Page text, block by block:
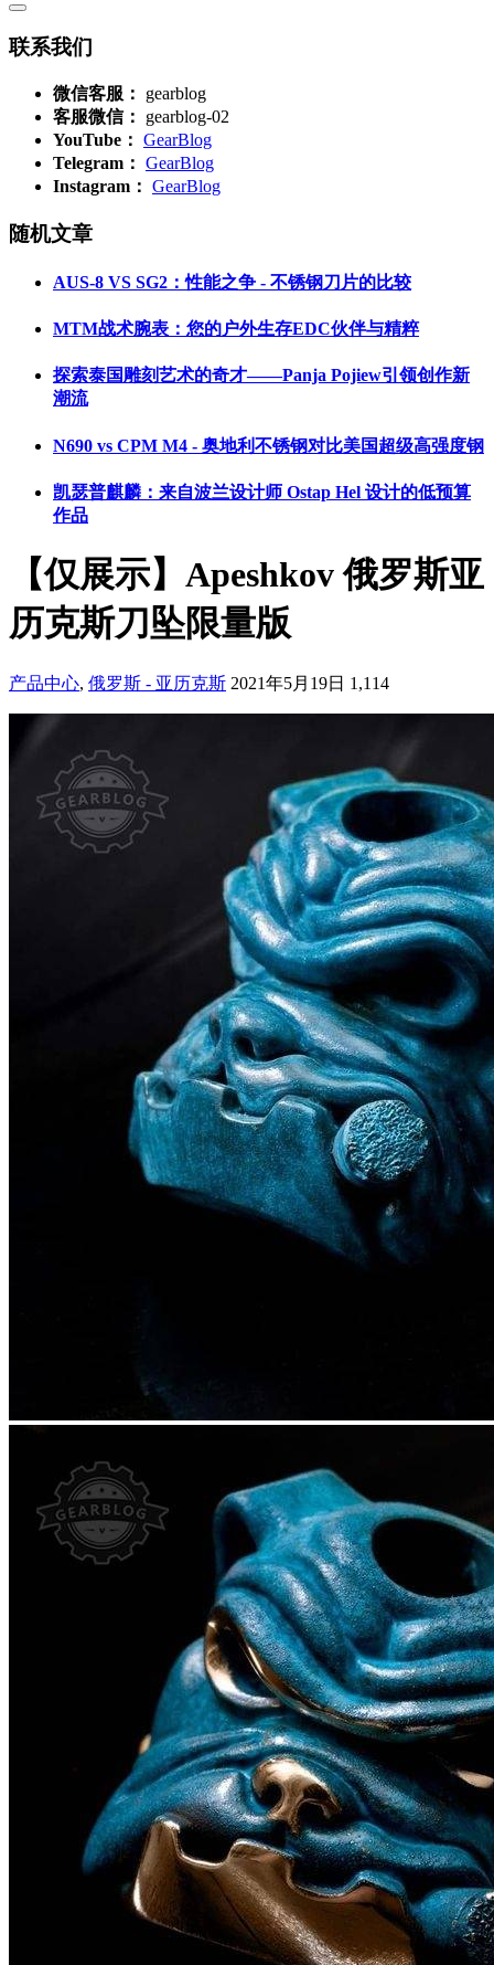
联系我们
微信客服：
gearblog
客服微信：
gearblog-02
YouTube： GearBlog
Telegram： GearBlog
Instagram： GearBlog
随机文章
AUS-8 VS SG2：性能之争 - 不锈钢刀片的比较
MTM战术腕表：您的户外生存EDC伙伴与精粹
探索泰国雕刻艺术的奇才——Panja Pojiew引领创作新
潮流
N690 vs CPM M4 - 奥地利不锈钢对比美国超级高强度钢
凯瑟普麒麟：来自波兰设计师 Ostap Hel 设计的低预算
作品
【仅展示】Apeshkov 俄罗斯亚
历克斯刀坠限量版
产品中心, 俄罗斯 - 亚历克斯 2021年5月19日 1,114